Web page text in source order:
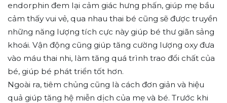
endorphin đem lại cảm giác hưng phấn, giúp mẹ bầu
cảm thấy vui vẻ, qua nhau thai bé cũng sẽ được truyền
những năng lượng tích cực này giúp bé thư giãn sảng
khoái. Vận động cũng giúp tăng cường lượng oxy đưa
vào máu thai nhi, làm tăng quá trình trao đổi chất của
bé, giúp bé phát triển tốt hơn.
Ngoài ra, tiêm chủng cũng là cách đơn giản và hiệu
quả giúp tăng hệ miễn dịch của mẹ và bé. Trước khi